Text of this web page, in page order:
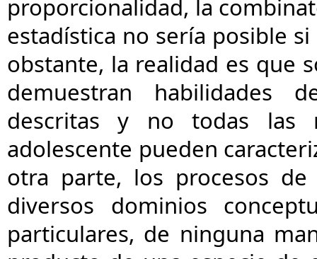
proporcionalidad, la
estadística no sería posible
obstante, la realidad es que
demuestran habilidades
descritas y no todas las
adolescente pueden
otra parte, los procesos
diversos dominios
particulares, de ninguna